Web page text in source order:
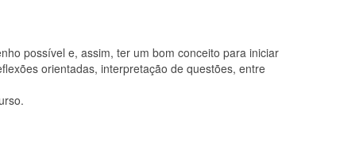
possível e, assim, ter um bom conceito para iniciar
orientadas, interpretação de questões, entre